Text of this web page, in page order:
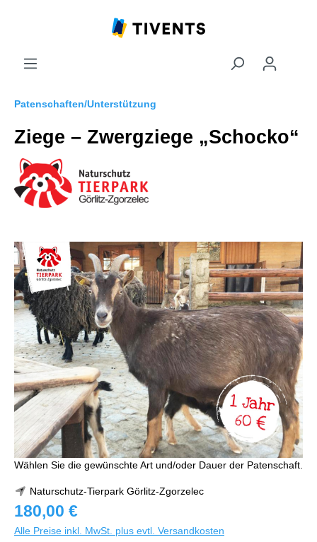
Patenschaften/Unterstützung
Ziege – Zwergziege „Schocko“
Wählen Sie die gewünschte Art und/oder Dauer der Patenschaft.
Naturschutz-Tierpark Görlitz-Zgorzelec
180,00 €
Alle Preise inkl. MwSt. plus evtl. Versandkosten